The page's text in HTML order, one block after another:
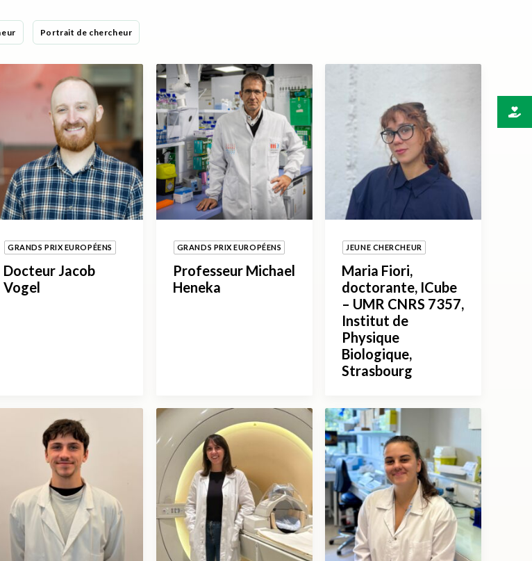
Portrait de chercheur
GRANDS PRIX EUROPÉENS
Docteur Jacob
Vogel
GRANDS PRIX EUROPÉENS
Professeur Michael
Heneka
JEUNE CHERCHEUR
Maria Fiori,
doctorante, ICube
– UMR CNRS 7357,
Institut de
Physique
Biologique,
Strasbourg